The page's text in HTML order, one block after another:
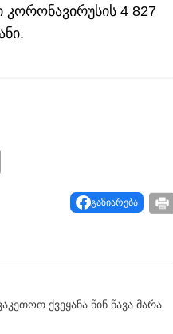
4 827
გაზიარება
ქვეყანა წინ წავა.მარა